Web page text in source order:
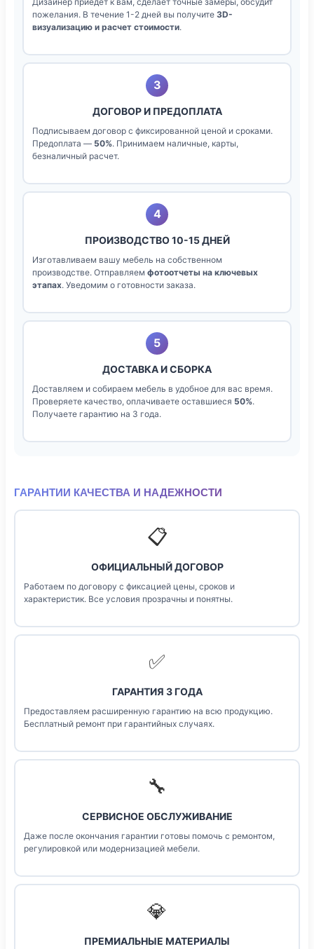
пожелания. В течение 1-2 дней вы получите 3D-
визуализацию и расчет стоимости.
3
ДОГОВОР И ПРЕДОПЛАТА
Подписываем договор с фиксированной ценой и сроками.
Предоплата — 50%. Принимаем наличные, карты,
безналичный расчет.
4
ПРОИЗВОДСТВО 10-15 ДНЕЙ
Изготавливаем вашу мебель на собственном
производстве. Отправляем фотоотчеты на ключевых
этапах. Уведомим о готовности заказа.
5
ДОСТАВКА И СБОРКА
Доставляем и собираем мебель в удобное для вас время.
Проверяете качество, оплачиваете оставшиеся 50%.
Получаете гарантию на 3 года.
ГАРАНТИИ КАЧЕСТВА И НАДЕЖНОСТИ
📋
ОФИЦИАЛЬНЫЙ ДОГОВОР
Работаем по договору с фиксацией цены, сроков и
характеристик. Все условия прозрачны и понятны.
✅
ГАРАНТИЯ 3 ГОДА
Предоставляем расширенную гарантию на всю продукцию.
Бесплатный ремонт при гарантийных случаях.
🔧
СЕРВИСНОЕ ОБСЛУЖИВАНИЕ
Даже после окончания гарантии готовы помочь с ремонтом,
регулировкой или модернизацией мебели.
💎
ПРЕМИАЛЬНЫЕ МАТЕРИАЛЫ